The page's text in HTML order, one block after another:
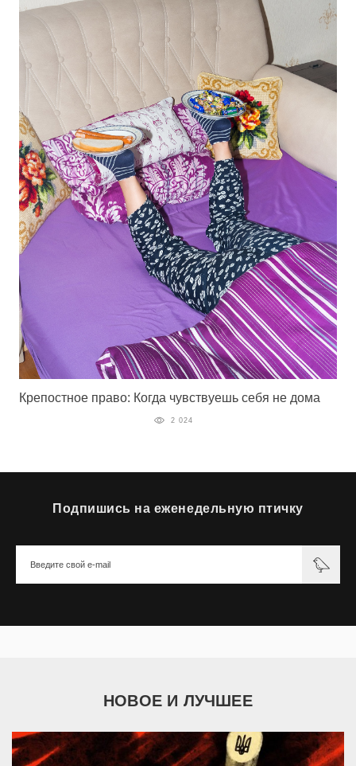
Крепостное право: Когда чувствуешь себя не дома
2 024
Подпишись на еженедельную птичку
НОВОЕ И ЛУЧШЕЕ